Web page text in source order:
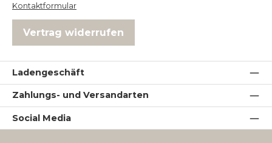
Kontaktformular
Vertrag widerrufen
Ladengeschäft
Zahlungs- und Versandarten
Social Media